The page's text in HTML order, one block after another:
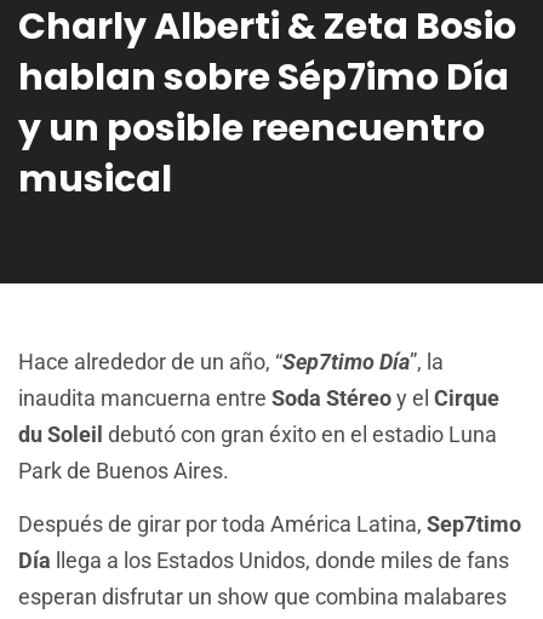
Charly Alberti & Zeta Bosio
hablan sobre Sép7imo Día
y un posible reencuentro
musical
Hace alrededor de un año, “Sep7timo Día”, la
inaudita mancuerna entre Soda Stéreoy el Cirque
du Soleil debutó con gran éxito en el estadio Luna
Park de Buenos Aires.
Después de girar por toda América Latina, Sep7timo
Día llega a los Estados Unidos, donde miles de fans
esperan disfrutar un show que combina malabares